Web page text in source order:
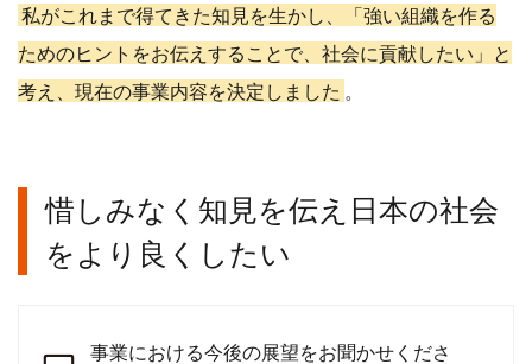
私がこれまで得てきた知見を生かし、「強い組織を作る
ためのヒントをお伝えすることで、社会に貢献したい」と
考え、現在の事業内容を決定しました 。
惜しみなく知見を伝え日本の社会
をより良くしたい
事業における今後の展望をお聞かせくださ